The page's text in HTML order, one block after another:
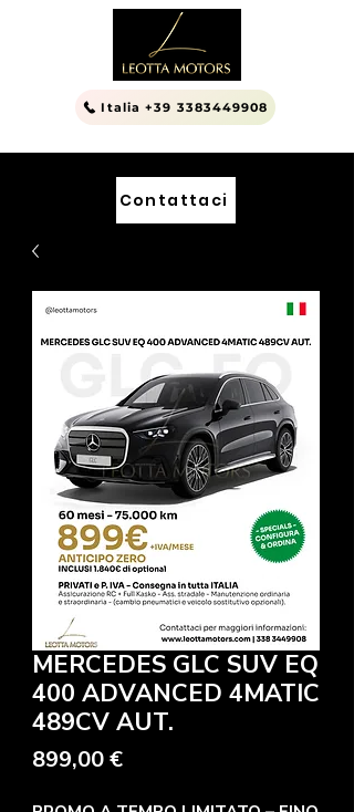
Italia +39 3383449908
Contattaci
MERCEDES GLC SUV EQ
400 ADVANCED 4MATIC
489CV AUT.
899,00 €Precio